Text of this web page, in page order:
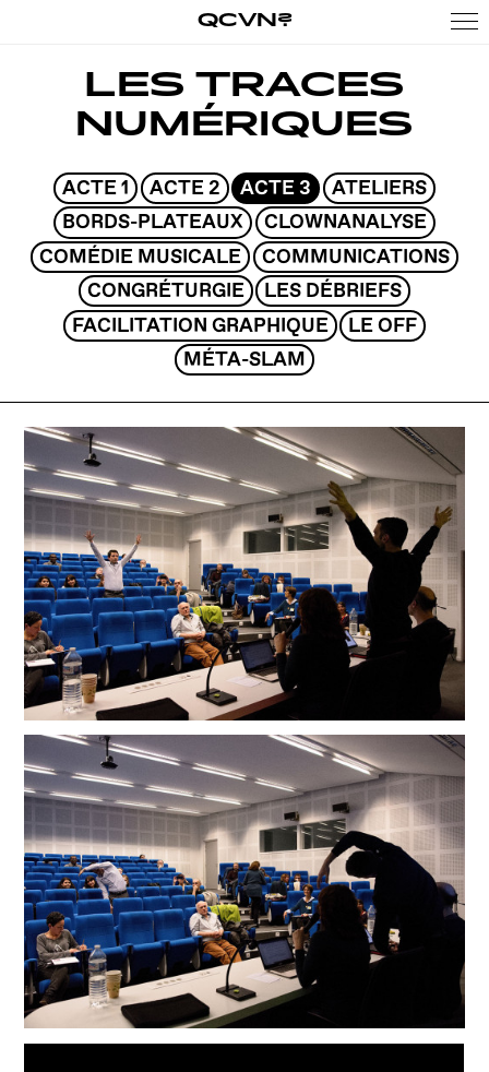
QCVN?
LES TRACES
NUMÉRIQUES
ACTE 1 ACTE 2 ACTE 3
ATELIERS
BORDS-PLATEAUX
CLOWNANALYSE
COMÉDIE MUSICALE
COMMUNICATIONS
CONGRÉTURGIE
LES DÉBRIEFS
FACILITATION GRAPHIQUE
LE OFF
MÉTA-SLAM